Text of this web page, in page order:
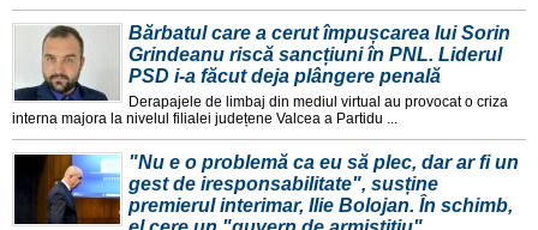
Bărbatul care a cerut împușcarea lui Sorin
Grindeanu riscă sancțiuni în PNL. Liderul
PSD i-a făcut deja plângere penală
Derapajele de limbaj din mediul virtual au provocat o criza
interna majora la nivelul filialei județene Valcea a Partidu ...
"Nu e o problemă ca eu să plec, dar ar fi un
gest de iresponsabilitate", susține
premierul interimar, Ilie Bolojan. În schimb,